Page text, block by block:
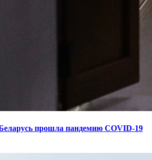
прошла пандемию COVID-19